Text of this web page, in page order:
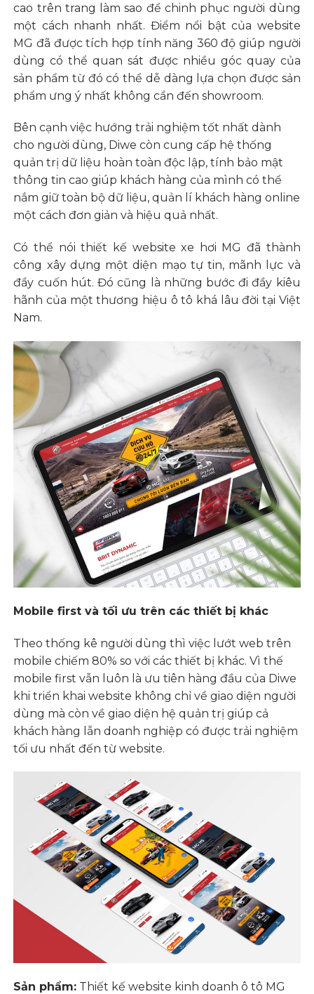
cao trên trang làm sao để chinh phục người dùng
một cách nhanh nhất. Điểm nổi bật của website
MG đã được tích hợp tính năng 360 độ giúp người
dùng có thể quan sát được nhiều góc quay của
sản phẩm từ đó có thể dễ dàng lựa chọn được sản
phẩm ưng ý nhất không cần đến showroom.
Bên cạnh việc hướng trải nghiệm tốt nhất dành
cho người dùng, Diwe còn cung cấp hệ thống
quản trị dữ liệu hoàn toàn độc lập, tính bảo mật
thông tin cao giúp khách hàng của mình có thể
nắm giữ toàn bộ dữ liệu, quản lí khách hàng online
một cách đơn giản và hiệu quả nhất.
Có thể nói thiết kế website xe hơi MG đã thành
công xây dựng một diện mạo tự tin, mãnh lực và
đầy cuốn hút. Đó cũng là những bước đi đầy kiêu
hãnh của một thương hiệu ô tô khá lâu đời tại Việt
Nam.
Mobile first và tối ưu trên các thiết bị khác
Theo thống kê người dùng thì việc lướt web trên
mobile chiếm 80% so với các thiết bị khác. Vì thế
mobile first vẫn luôn là ưu tiên hàng đầu của Diwe
khi triển khai website không chỉ về giao diện người
dùng mà còn về giao diện hệ quản trị giúp cả
khách hàng lẫn doanh nghiệp có được trải nghiệm
tối ưu nhất đến từ website.
Sản phẩm: Thiết kế website kinh doanh ô tô MG